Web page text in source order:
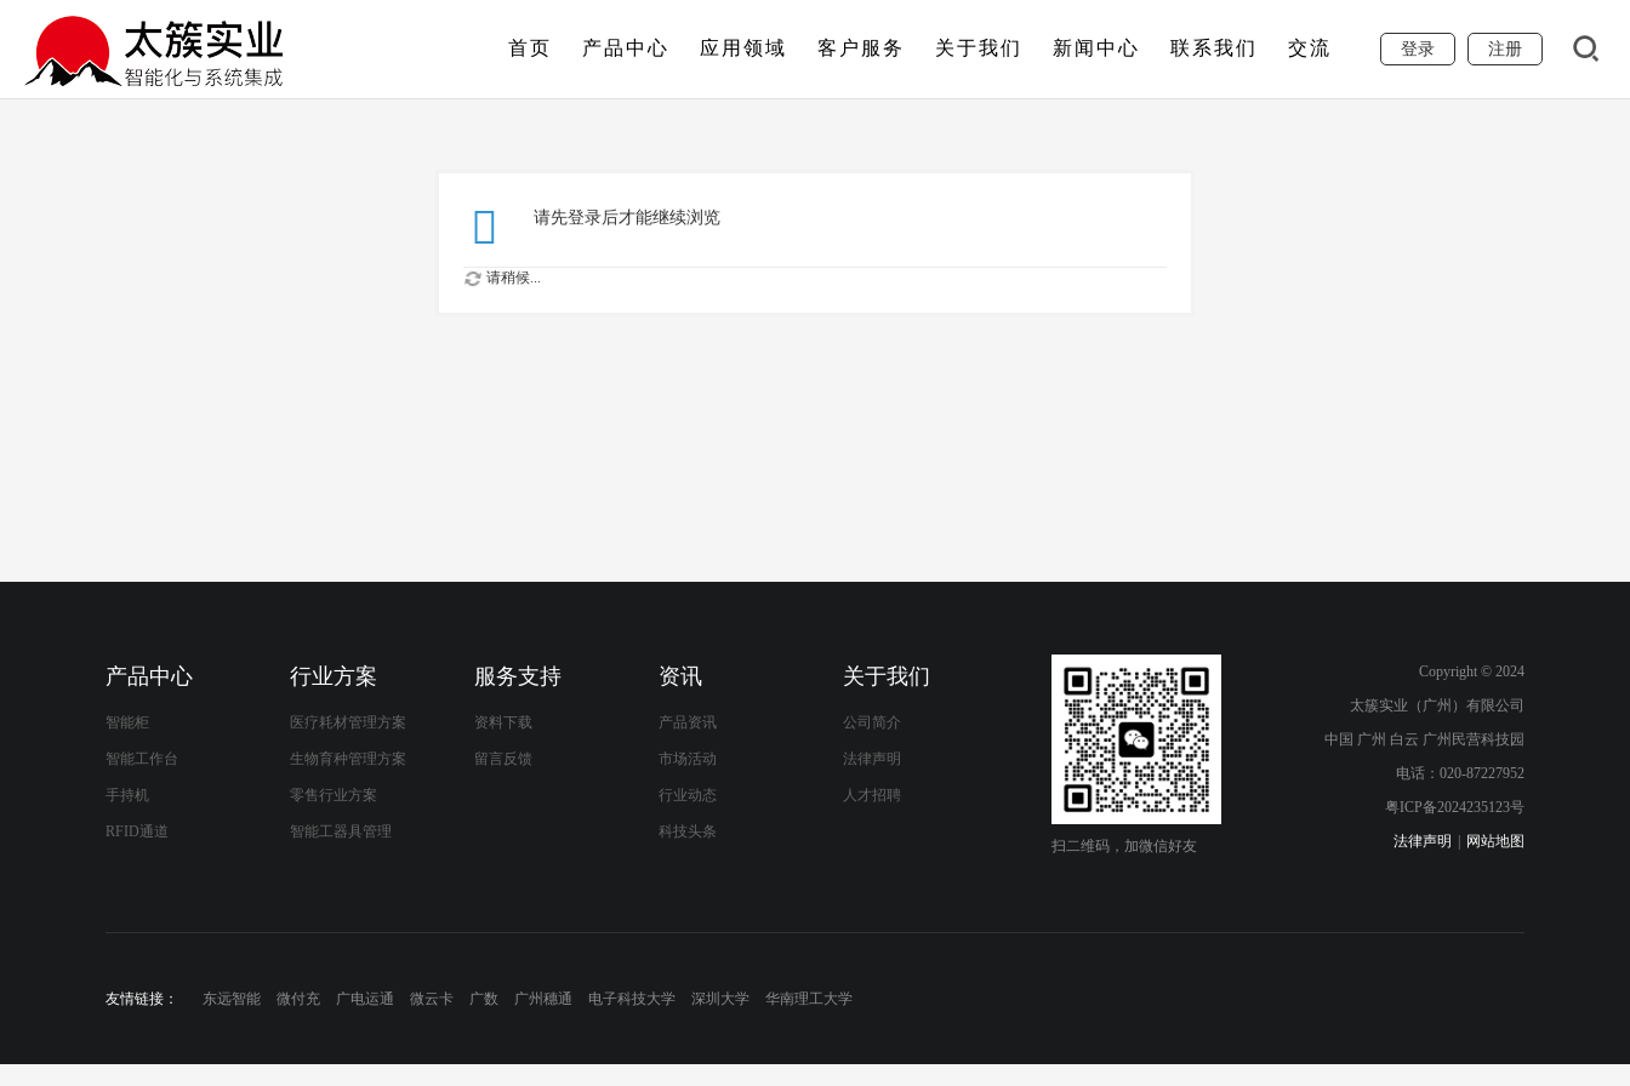
登录 注册
首页 产品中心 应用领域 客户服务 关于我们 新闻中心 联系我们 交流
请先登录后才能继续浏览
请稍候...
产品中心
智能柜
智能工作台
手持机
RFID通道
行业方案
医疗耗材管理方案
生物育种管理方案
零售行业方案
智能工器具管理
服务支持
资料下载
留言反馈
资讯
产品资讯
市场活动
行业动态
科技头条
关于我们
公司简介
法律声明
人才招聘
扫二维码，加微信好友
Copyright © 2024
太簇实业（广州）有限公司
中国 广州 白云 广州民营科技园
电话：020-87227952
粤ICP备2024235123号
法律声明
网站地图
友情链接： 东远智能 微付充 广电运通 微云卡 广数 广州穗通 电子科技大学 深圳大学 华南理工大学